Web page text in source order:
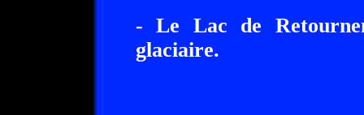
- Le Lac de
glaciaire.